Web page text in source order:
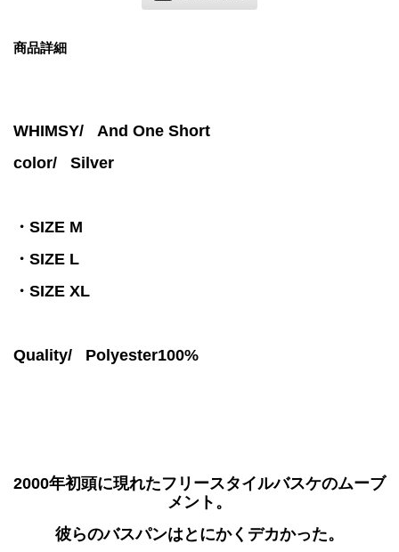
商品詳細
WHIMSY/ And One Short
color/ Silver
・SIZE M
・SIZE L
・SIZE XL
Quality/ Polyester100%
2000年初頭に現れたフリースタイルバスケのムーブ
メント。
彼らのバスパンはとにかくデカかった。